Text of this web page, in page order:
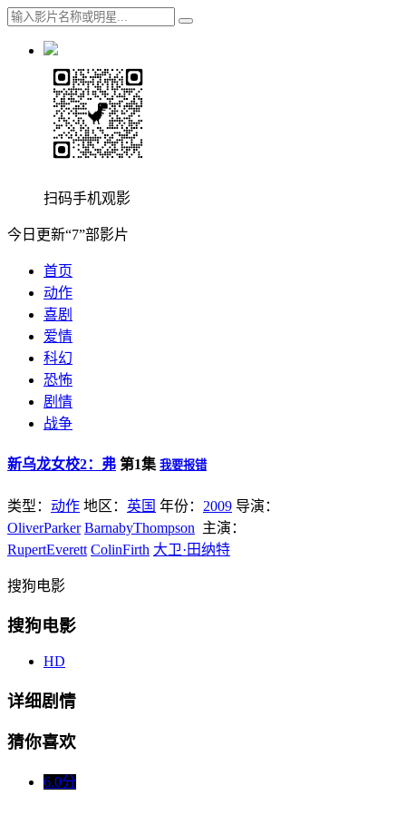
扫码手机观影
今日更新“7”部影片
首页
动作
喜剧
爱情
科幻
恐怖
剧情
战争
新乌龙女校2：弗 第1集 我要报错
类型： 动作 地区： 英国 年份： 2009 导演：
OliverParker BarnabyThompson 主演：
RupertEverett ColinFirth 大卫·田纳特
搜狗电影
搜狗电影
HD
详细剧情
猜你喜欢
6.0分